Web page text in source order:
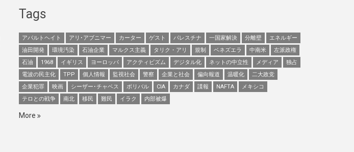
Tags
アパルトヘイト アリ･アブニマー カーター ゲスト パレスチナ 一国家解決 分離壁
エネルギー
油田開発
環境汚染 石油企業 マルクス主義 タリク・アリ 規制 ベネズエラ 中南米
左派政権
石油
1968 イギリス ヨーロッパ アクティビズム デジタル化 ネットの中立性 メディア
独占
電波の民主化
TPP 個人情報 監視社会 警察 企業と社会 偏向報道 温暖化
二大政党
企業犯罪
映画 シーザー･チャベス ボリバル CIA カナダ 諜報 NAFTA
メキシコ
テロとの戦争
南北 移民 難民 イラク 内部被爆
More